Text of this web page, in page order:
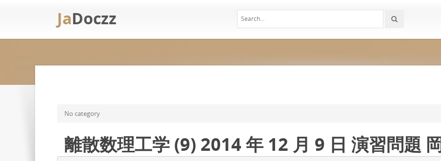
JaDoczz
No category
離散数理工学 (9) 2014 年 12 月 9 日 演習問題